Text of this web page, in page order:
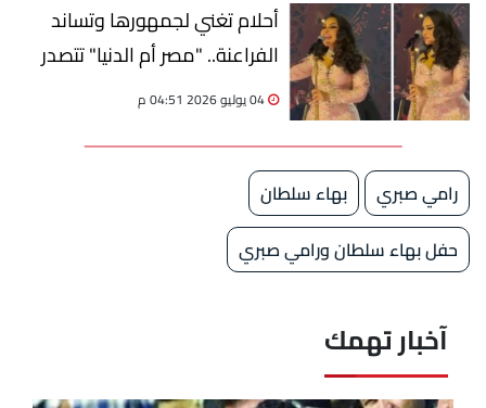
أحلام تغني لجمهورها وتساند
الفراعنة.. "مصر أم الدنيا" تتصدر
المشهد
04 يوليو 2026 04:51 م
رامي صبري
بهاء سلطان
حفل بهاء سلطان ورامي صبري
آخبار تهمك